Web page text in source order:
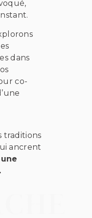
dans
co-
traditions
ancrent
une